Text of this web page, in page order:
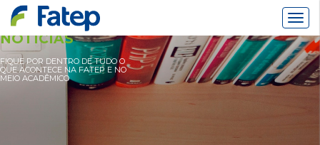
NOTÍCIAS
FIQUE POR DENTRO DE TUDO O
QUE ACONTECE NA FATEP E NO
MEIO ACADÊMICO